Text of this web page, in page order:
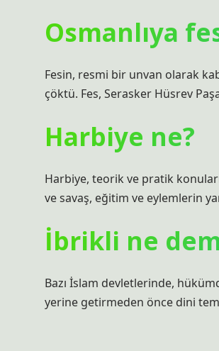
Osmanlıya
Fesin, resmi bir unvan olarak
çöktü. Fes, Serasker Hüsrev
Harbiye ne?
Harbiye, teorik ve pratik
ve savaş, eğitim ve eylemlerin
İbrikli ne
Bazı İslam devletlerinde,
yerine getirmeden önce dini